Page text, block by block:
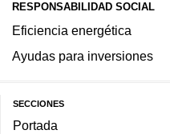
RESPONSABILIDAD SOCIAL
Eficiencia energética
Ayudas para inversiones
SECCIONES
Portada